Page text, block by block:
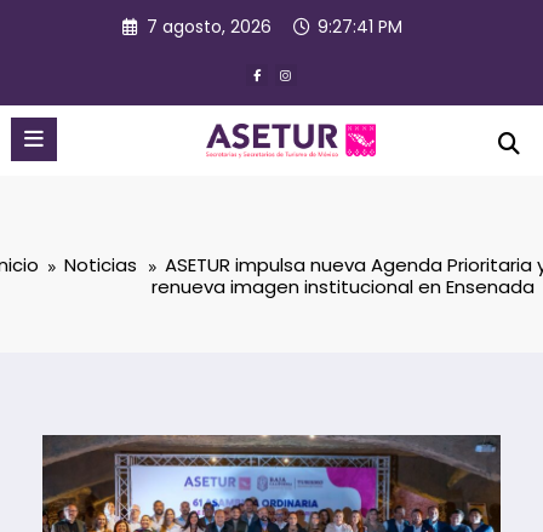
7 agosto, 2026 9:27:42 PM
Noticias
ASETUR impulsa nueva Agenda Prioritaria
renueva imagen institucional en Ensenada